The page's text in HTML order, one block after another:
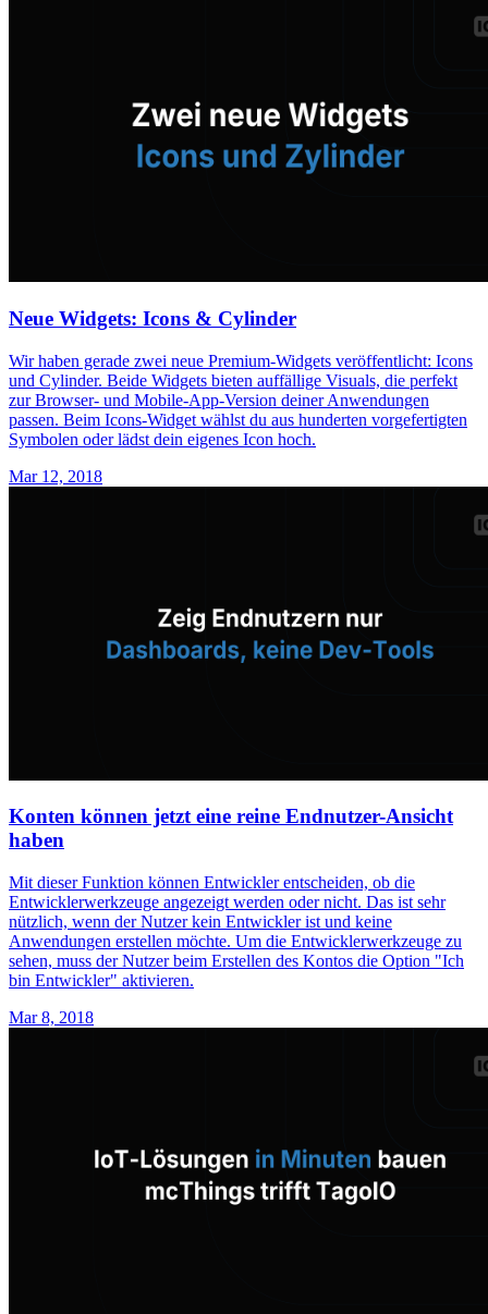
Neue Widgets: Icons & Cylinder
Wir haben gerade zwei neue Premium-Widgets veröffentlicht: Icons
und Cylinder. Beide Widgets bieten auffällige Visuals, die perfekt
zur Browser- und Mobile-App-Version deiner Anwendungen
passen. Beim Icons-Widget wählst du aus hunderten vorgefertigten
Symbolen oder lädst dein eigenes Icon hoch.
Mar 12, 2018
Konten können jetzt eine reine Endnutzer-Ansicht
haben
Mit dieser Funktion können Entwickler entscheiden, ob die
Entwicklerwerkzeuge angezeigt werden oder nicht. Das ist sehr
nützlich, wenn der Nutzer kein Entwickler ist und keine
Anwendungen erstellen möchte. Um die Entwicklerwerkzeuge zu
sehen, muss der Nutzer beim Erstellen des Kontos die Option "Ich
bin Entwickler" aktivieren.
Mar 8, 2018